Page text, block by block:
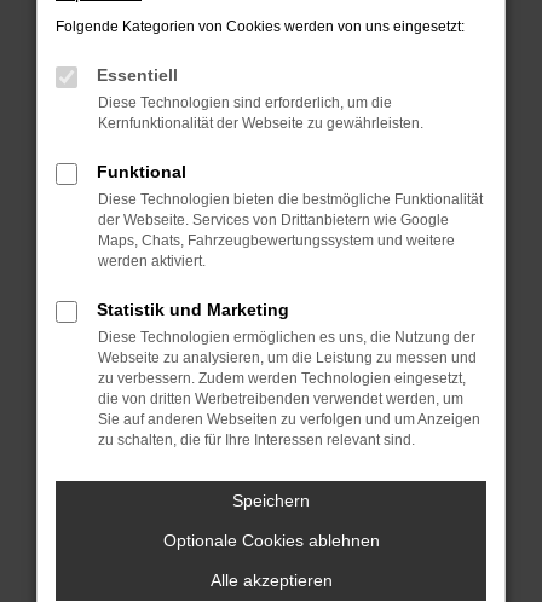
Fehler: Network Error
Beim Laden ist ein Fehler aufgetreten.
Hier sind ein paar Tipps, die dir helfen können:
Überprüfe deine Firewall und deine
Internetverbindung.
Laden andere Webseiten, zum Beispiel deine
Suchmaschine?
Manche Erweiterungen, wie Werbeblocker,
können das Laden bestimmter Seiten
verhindern. Funktioniert die Seite in einem
anderen Browser oder in einem privaten
Fenster?
Das kann manchmal helfen, vorübergehende
Probleme zu beheben.
Stelle sicher, dass dein Browser und dein
Betriebssystem auf dem neuesten Stand
Folgende Kategorien von Cookies werden von uns eingesetzt:
Essentiell
Diese Technologien sind erforderlich, um die
Kernfunktionalität der Webseite zu gewährleisten.
Funktional
Diese Technologien bieten die bestmögliche Funktionalität
der Webseite. Services von Drittanbietern wie Google
Maps, Chats, Fahrzeugbewertungssystem und weitere
werden aktiviert.
Statistik und Marketing
Diese Technologien ermöglichen es uns, die Nutzung der
Webseite zu analysieren, um die Leistung zu messen und
zu verbessern. Zudem werden Technologien eingesetzt,
die von dritten Werbetreibenden verwendet werden, um
Sie auf anderen Webseiten zu verfolgen und um Anzeigen
zu schalten, die für Ihre Interessen relevant sind.
Speichern
Optionale Cookies ablehnen
Alle akzeptieren